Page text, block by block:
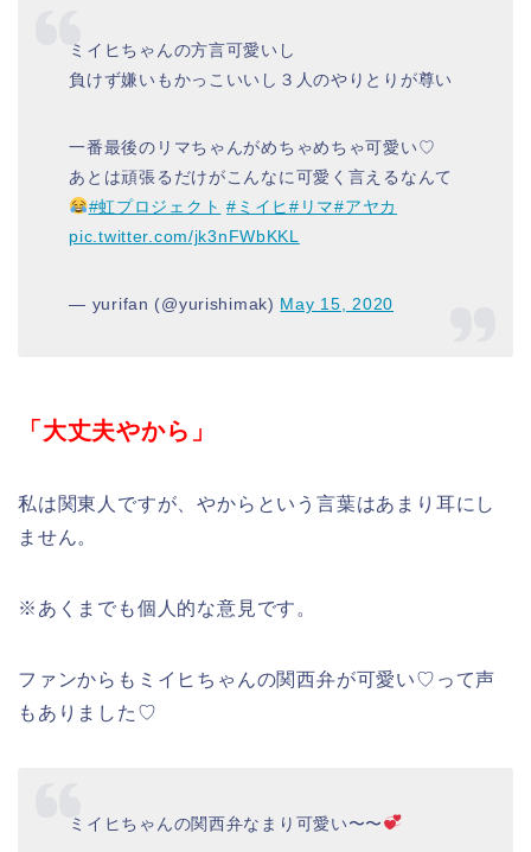
ミイヒちゃんの方言可愛いし
負けず嫌いもかっこいいし３人のやりとりが尊い
一番最後のリマちゃんがめちゃめちゃ可愛い♡
あとは頑張るだけがこんなに可愛く言えるなんて
#虹プロジェクト #ミイヒ#リマ#アヤカ
pic.twitter.com/jk3nFWbKKL
— yurifan (@yurishimak) May 15, 2020
「大丈夫やから」
私は関東人ですが、やからという言葉はあまり耳にし
ません。
※あくまでも個人的な意見です。
ファンからもミイヒちゃんの関西弁が可愛い♡って声
もありました♡
ミイヒちゃんの関西弁なまり可愛い〜〜